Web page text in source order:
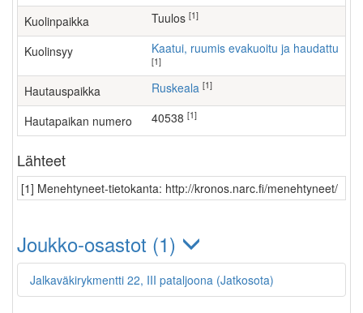
Kuolinpaikka Tuulos [1]
Kuolinsyy Kaatui, ruumis evakuoitu ja haudattu
[1]
Hautauspaikka Ruskeala [1]
Hautapaikan numero 40538 [1]
Lähteet
[1] Menehtyneet-tietokanta: http://kronos.narc.fi/menehtyneet/
Joukko-osastot (1)
Jalkaväkirykmentti 22, III pataljoona (Jatkosota)